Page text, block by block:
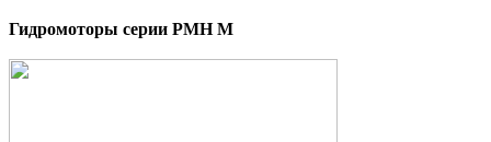
Гидромоторы серии PMH M